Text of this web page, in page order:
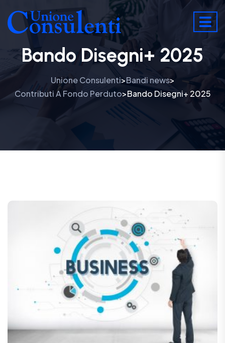
Bando Disegni+ 2025
Unione Consulenti>Bandi news>
Contributi A Fondo Perduto>Bando Disegni+ 2025